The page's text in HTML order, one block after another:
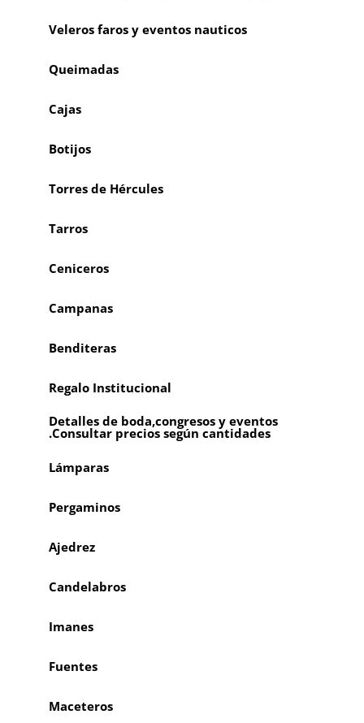
Veleros faros y eventos nauticos
Queimadas
Cajas
Botijos
Torres de Hércules
Tarros
Ceniceros
Campanas
Benditeras
Regalo Institucional
Detalles de boda,congresos y eventos
.Consultar precios según cantidades
Lámparas
Pergaminos
Ajedrez
Candelabros
Imanes
Fuentes
Maceteros